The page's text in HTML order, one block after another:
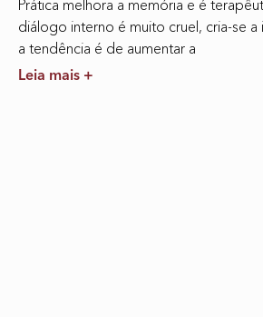
Prática melhora a memória e é
diálogo interno é muito cruel, cria-se
a tendência é de aumentar a
Leia mais +